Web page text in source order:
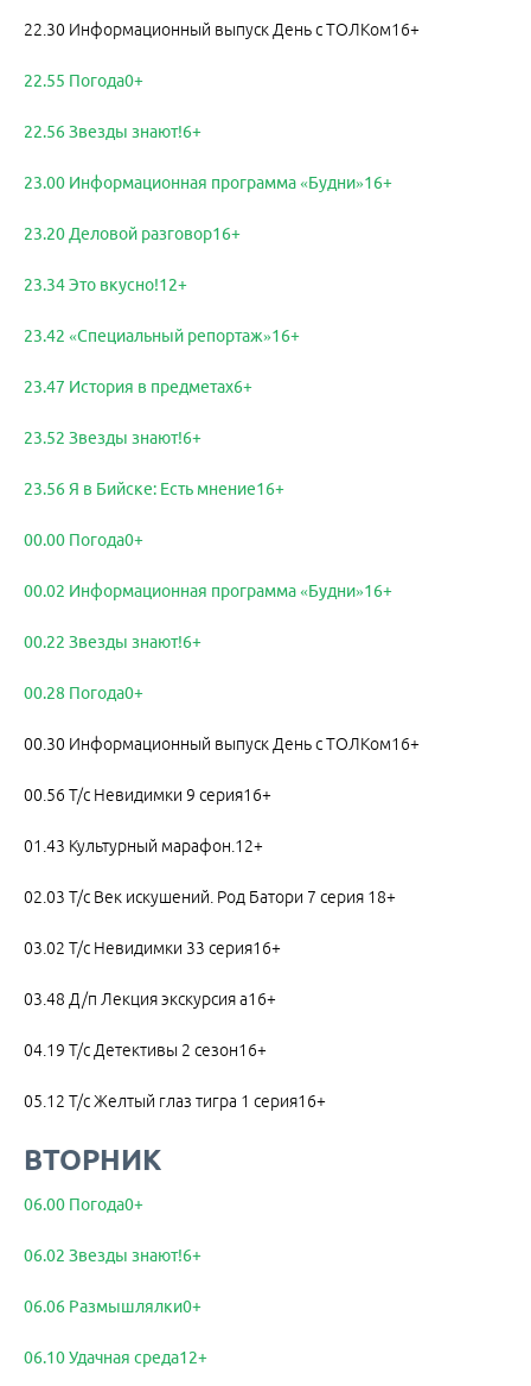
22.30 Информационный выпуск День с ТОЛКом16+
22.55 Погода0+
22.56 Звезды знают!6+
23.00 Информационная программа «Будни»16+
23.20 Деловой разговор16+
23.34 Это вкусно!12+
23.42 «Специальный репортаж»16+
23.47 История в предметах6+
23.52 Звезды знают!6+
23.56 Я в Бийске: Есть мнение16+
00.00 Погода0+
00.02 Информационная программа «Будни»16+
00.22 Звезды знают!6+
00.28 Погода0+
00.30 Информационный выпуск День с ТОЛКом16+
00.56 Т/с Невидимки 9 серия16+
01.43 Культурный марафон.12+
02.03 Т/с Век искушений. Род Батори 7 серия 18+
03.02 Т/с Невидимки 33 серия16+
03.48 Д/п Лекция экскурсия а16+
04.19 Т/с Детективы 2 сезон16+
05.12 Т/с Желтый глаз тигра 1 серия16+
ВТОРНИК
06.00 Погода0+
06.02 Звезды знают!6+
06.06 Размышлялки0+
06.10 Удачная среда12+